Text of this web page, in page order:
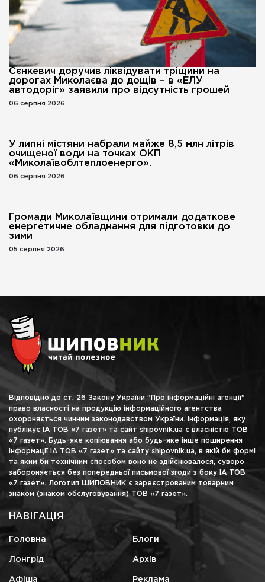
Сєнкевич доручив ліквідувати тріщини на
дорогах Миколаєва до дощів – в «ЕЛУ
автодоріг» заявили про відсутність грошей
06 серпня 2026
У липні містяни набрали майже 8,5 млн літрів
очищеної води на точках ОКП
«Миколаївоблтеплоенерго».
06 серпня 2026
Громади Миколаївщини отримали додаткове
енергетичне обладнання для підготовки до
зими
05 серпня 2026
Відповідно до ст. 26 Закону України "Про інформаційні агенції"
право власності на продукцію інформаційного агентства
охороняється чинним законодавством України. Інформація, яку
публікує ІА ТОВ «7 газет» та сайт shipovnik.ua є власністю ТОВ
«7 газет». Будь-яке копіювання або будь-яке інше поширення
інформації ІА ТОВ «7 газет» та сайту shipovnik.ua, в якій би формі
та яким би технічним способом воно не здійснювалося, суворо
забороняється без попередньої письмової згоди з боку ІА ТОВ
«7 газет». Логотип ШИПОВНИК є зареєстрованим товарним
знаком (знаком обслуговування) ТОВ «7 газет».
НАВІГАЦІЯ
Головна Блоги
Лонгрід Архів
Афіша Реклама